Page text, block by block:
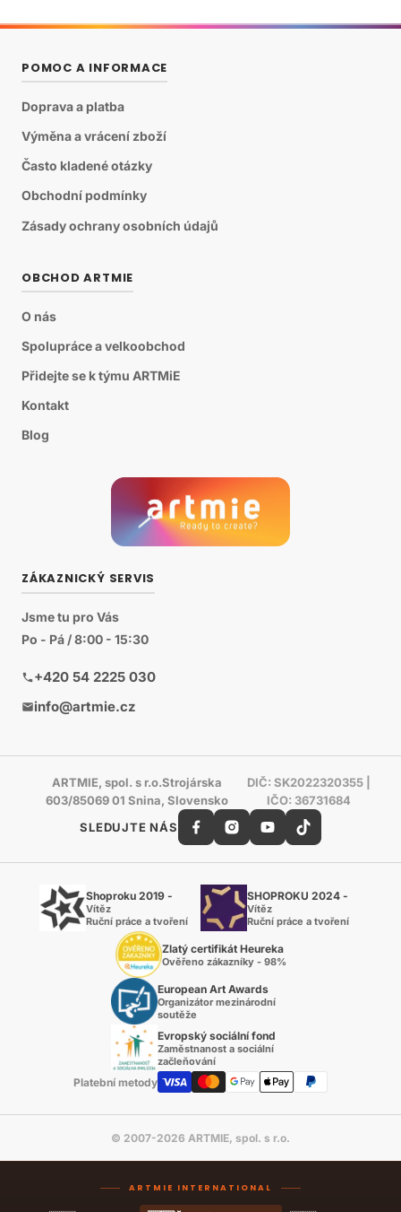
POMOC A INFORMACE
Doprava a platba
Výměna a vrácení zboží
Často kladené otázky
Obchodní podmínky
Zásady ochrany osobních údajů
OBCHOD ARTMIE
O nás
Spolupráce a velkoobchod
Přidejte se k týmu ARTMiE
Kontakt
Blog
ZÁKAZNICKÝ SERVIS
Jsme tu pro Vás
Po - Pá / 8:00 - 15:30
+420 54 2225 030
info@artmie.cz
ARTMIE, spol. s r.o.Strojárska
603/85069 01 Snina, Slovensko
DIČ: SK2022320355 |
IČO: 36731684
SLEDUJTE NÁS
Shoproku 2019 -
Vítěz
Ruční práce a tvoření
SHOPROKU 2024 -
Vítěz
Ruční práce a tvoření
Zlatý certifikát Heureka
Ověřeno zákazníky - 98%
European Art Awards
Organizátor mezinárodní
soutěže
Evropský sociální fond
Zaměstnanost a sociální
začleňování
Platební metody
© 2007-2026 ARTMIE, spol. s r.o.
ARTMIE INTERNATIONAL